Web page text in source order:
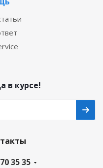
в курсе!
35 35